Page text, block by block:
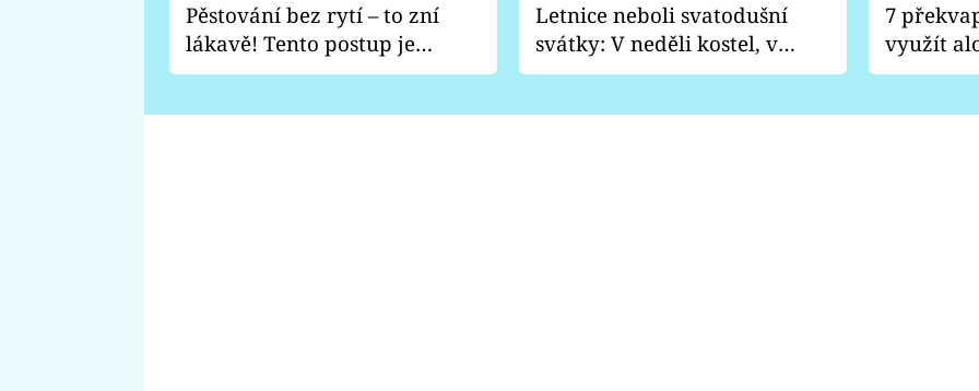
Pěstování bez rytí – to zní
lákavě! Tento postup je
vhodný jen pro některé
Letnice neboli svatodušní
svátky: V neděli kostel, v
pondělí zábava
7
využít